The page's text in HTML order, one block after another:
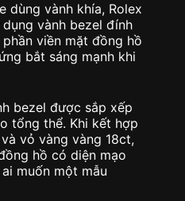
dùng vành khía, Rolex
vành bezel đính
viền mặt đồng hồ
bắt sáng mạnh khi
bezel được sắp xếp
tổng thể. Khi kết hợp
vỏ vàng vàng 18ct,
hồ có diện mạo
muốn một mẫu